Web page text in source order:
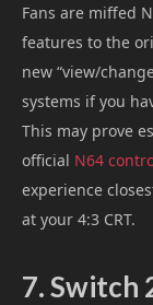
Fans are miffed
features to the
new “view/
systems if you
This may prove
official N64
experience
at your 4:3 CRT.
7. Switch